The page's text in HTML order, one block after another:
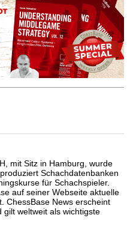
mit Sitz in Hamburg, wurde
Schachdatenbanken
für Schachspieler.
auf seiner Webseite aktuelle
ChessBase News erscheint
gilt weltweit als wichtigste